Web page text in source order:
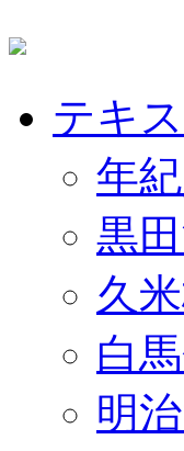
テキ
年
黒
久
白
明